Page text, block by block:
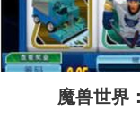
魔兽世界